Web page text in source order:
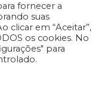
fornecer a
suas
clicar em “Aceitar”,
os cookies. No
para